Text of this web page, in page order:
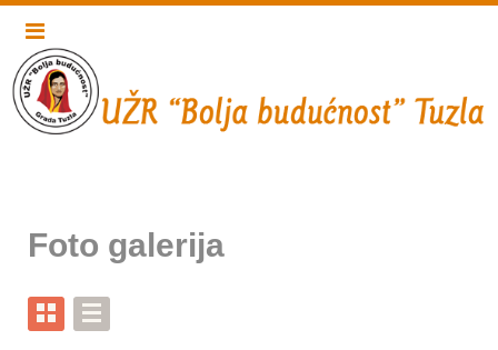
Foto galerija